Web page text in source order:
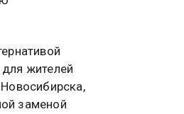
жителей
заменой